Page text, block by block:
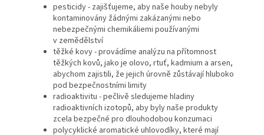
pesticidy - zajišťujeme, aby naše houby nebyly
kontaminovány žádnými zakázanými nebo
nebezpečnými chemikáliemi používanými
v zemědělství
těžké kovy - provádíme analýzu na přítomnost
těžkých kovů, jako je olovo, rtuť, kadmium a arsen,
abychom zajistili, že jejich úrovně zůstávají hluboko
pod bezpečnostními limity
radioaktivitu - pečlivě sledujeme hladiny
radioaktivních izotopů, aby byly naše produkty
zcela bezpečné pro dlouhodobou konzumaci
polycyklické aromatické uhlovodíky, které mají